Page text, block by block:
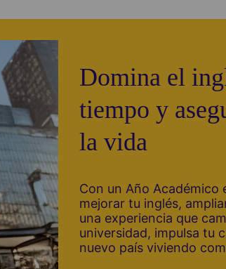
Domina el
tiempo y
la vida
Con un Año Académico
mejorar tu inglés,
una experiencia que
universidad, impulsa tu
nuevo país viviendo